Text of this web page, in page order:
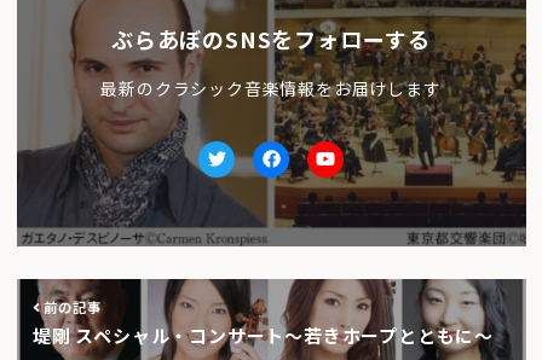
ぶらあぼのSNSをフォローする
最新のクラシック音楽情報をお届けします
TwitterfacebookYoutube
前の記事
堤剛 スペシャル・コンサート〜若きホープとともに〜